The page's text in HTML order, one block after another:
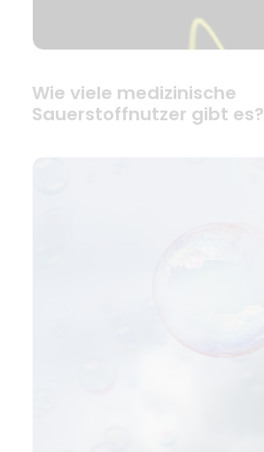
Wie viele medizinische
Sauerstoffnutzer gibt es?